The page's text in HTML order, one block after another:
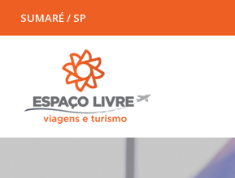
SUMARÉ / SP